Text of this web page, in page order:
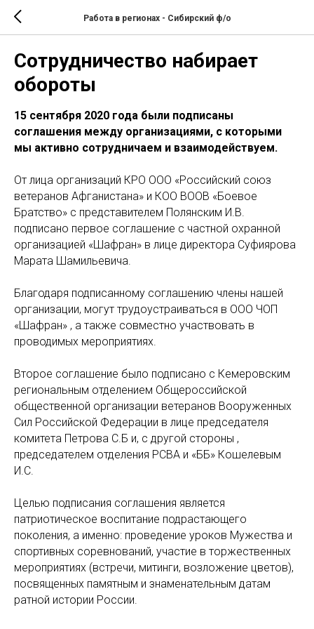
Работа в регионах - Сибирский ф/о
Сотрудничество набирает
обороты
15 сентября 2020 года были подписаны
соглашения между организациями, с которыми
мы активно сотрудничаем и взаимодействуем.
От лица организаций КРО ООО «Российский союз
ветеранов Афганистана» и КОО ВООВ «Боевое
Братство» с представителем Полянским И.В.
подписано первое соглашение с частной охранной
организацией «Шафран» в лице директора Суфиярова
Марата Шамильевича.
Благодаря подписанному соглашению члены нашей
организации, могут трудоустраиваться в ООО ЧОП
«Шафран» , а также совместно участвовать в
проводимых мероприятиях.
Второе соглашение было подписано с Кемеровским
региональным отделением Общероссийской
общественной организации ветеранов Вооруженных
Сил Российской Федерации в лице председателя
комитета Петрова С.Б и, с другой стороны ,
председателем отделения РСВА и «ББ» Кошелевым
И.С.
Целью подписания соглашения является
патриотическое воспитание подрастающего
поколения, а именно: проведение уроков Мужества и
спортивных соревнований, участие в торжественных
мероприятиях (встречи, митинги, возложение цветов),
посвященных памятным и знаменательным датам
ратной истории России.